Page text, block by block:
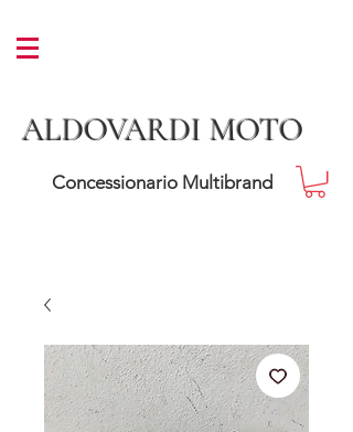
ALDOVARDI MOTO
Concessionario Multibrand